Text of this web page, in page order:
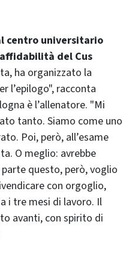
centro universitario
del Cus
ha organizzato la
l’epilogo", racconta
è l’allenatore. "Mi
tanto. Siamo come uno
Poi, però, all’esame
O meglio: avrebbe
questo, però, voglio
con orgoglio,
i tre mesi di lavoro. Il
avanti, con spirito di